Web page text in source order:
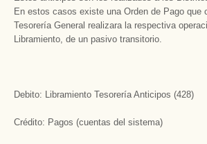
En estos casos existe una Orden de Pago que
Tesorería General realizara la respectiva
Libramiento, de un pasivo transitorio.
Debito: Libramiento Tesorería Anticipos (428)
Crédito: Pagos (cuentas del sistema)